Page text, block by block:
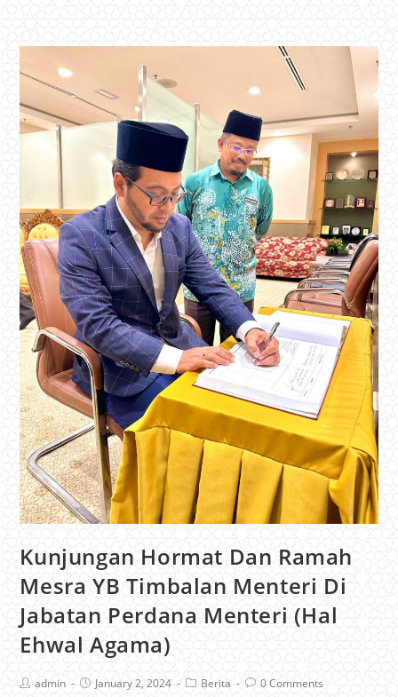
Kunjungan Hormat Dan Ramah
Mesra YB Timbalan Menteri Di
Jabatan Perdana Menteri (Hal
Ehwal Agama)
admin January 2, 2024 Berita 0 Comments